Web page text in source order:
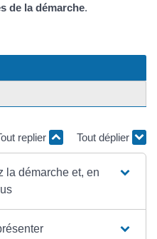
de la démarche.
replier Tout déplier
la démarche et, en